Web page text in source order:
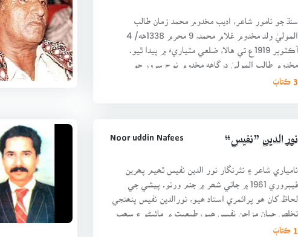
سنڌ جو نامور شاعر، اديب مخدوم محمد زمان طالب
الموليٰ ولد مخدوم غلام محمد، 9 محرم 1338هه/ 4
آڪٽوبر 1919ع تي هالا، ضلعي مٽياريءَ ۾ پيدا ٿيو.
مخدوم طالب الموليٰ درگاهه مخدوم نوح سرور جو
3 ڪتابَ
نور الدين ”نفيس“ Noor uddin Nafees
نامياري شاعر ۽ نثرنگار نور الدين نفيس ٿھيم پھرين
فيبروري 1961 ۾ جاتي شھر ۾ جنم ورتو. پيشي جي
لحاظ کان ھو پرائمري استاد ھيو، نورالدين نفيس پنھنجي
تخلص جيان مزاجن نفيس ھيو، طبعيت ۾ ماٺيڻو ۽ سھپ
1 ڪتابَ